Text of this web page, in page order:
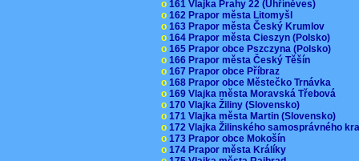
o 161 Vlajka Prahy 22 (Uhříněves)
o 162 Prapor města Litomyšl
o 163 Prapor města Český Krumlov
o 164 Prapor města Cieszyn (Polsko)
o 165 Prapor obce Pszczyna (Polsko)
o 166 Prapor města Český Těšín
o 167 Prapor obce Příbraz
o 168 Prapor obce Městečko Trnávka
o 169 Vlajka města Moravská Třebová
o 170 Vlajka Žiliny (Slovensko)
o 171 Vlajka města Martin (Slovensko)
o 172 Vlajka Žilinského samosprávného
o 173 Prapor obce Mokošín
o 174 Prapor města Králíky